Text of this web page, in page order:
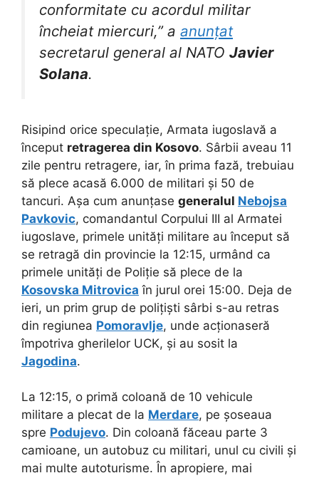
conformitate cu acordul militar
încheiat miercuri,” a anunțat
secretarul general al NATO Javier
Solana.
Risipind orice speculație, Armata iugoslavă a
început retragerea din Kosovo. Sârbii aveau 11
zile pentru retragere, iar, în prima fază, trebuiau
să plece acasă 6.000 de militari și 50 de
tancuri. Așa cum anunțase generalul Nebojsa
Pavkovic, comandantul Corpului III al Armatei
iugoslave, primele unități militare au început să
se retragă din provincie la 12:15, urmând ca
primele unități de Poliție să plece de la
Kosovska Mitrovica în jurul orei 15:00. Deja de
ieri, un prim grup de polițiști sârbi s-au retras
din regiunea Pomoravlje, unde acționaseră
împotriva gherilelor UCK, și au sosit la
Jagodina.
La 12:15, o primă coloană de 10 vehicule
militare a plecat de la Merdare, pe șoseaua
spre Podujevo. Din coloană făceau parte 3
camioane, un autobuz cu militari, unul cu civili și
mai multe autoturisme. În apropiere, mai